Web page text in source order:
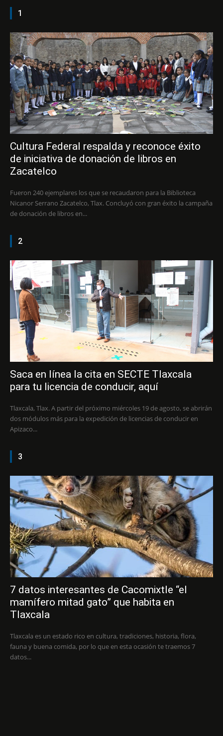
1
Cultura Federal respalda y reconoce éxito
de iniciativa de donación de libros en
Zacatelco
Fueron 240 ejemplares los que se recaudaron para la Biblioteca
Nicanor Serrano Zacatelco, Tlax. Concluyó con gran éxito la campaña
de donación de libros en...
2
Saca en línea la cita en SECTE Tlaxcala
para tu licencia de conducir, aquí
Tlaxcala, Tlax. A partir del próximo miércoles 19 de agosto, se abrirán
dos módulos más para la expedición de licencias de conducir en
Apizaco...
3
7 datos interesantes de Cacomixtle “el
mamífero mitad gato” que habita en
Tlaxcala
Tlaxcala es un estado rico en cultura, tradiciones, historia, flora,
fauna y buena comida, por lo que en esta ocasión te traemos 7
datos...